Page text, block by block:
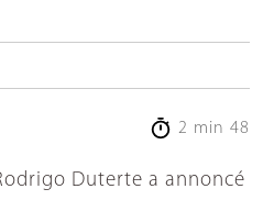
2 min 48
Duterte a annoncé